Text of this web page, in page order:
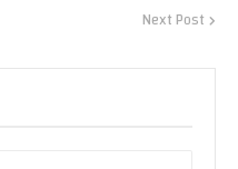
Next Post